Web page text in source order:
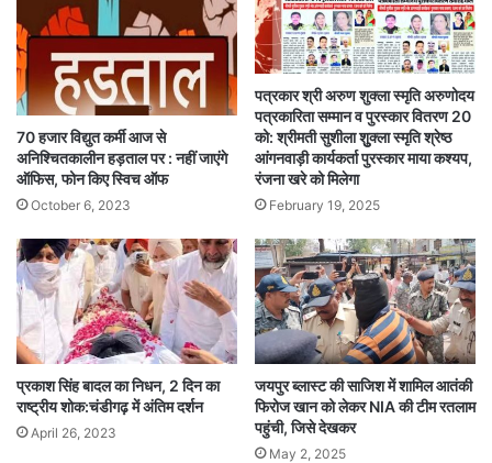
70 हजार विद्युत कर्मी आज से
अनिश्चितकालीन हड़ताल पर : नहीं जाएंगे
ऑफिस, फोन किए स्विच ऑफ
October 6, 2023
पत्रकार श्री अरुण शुक्ला स्मृति अरुणोदय
पत्रकारिता सम्मान व पुरस्कार वितरण 20
को: श्रीमती सुशीला शुुक्ला स्मृति श्रेष्ठ
आंगनवाड़ी कार्यकर्ता पुरस्कार माया कश्यप,
रंजना खरे को मिलेगा
February 19, 2025
प्रकाश सिंह बादल का निधन, 2 दिन का
राष्ट्रीय शोक:चंडीगढ़ में अंतिम दर्शन
April 26, 2023
जयपुर ब्लास्ट की साजिश में शामिल आतंकी
फिरोज खान को लेकर NIA की टीम रतलाम
पहुंची, जिसे देखकर
May 2, 2025